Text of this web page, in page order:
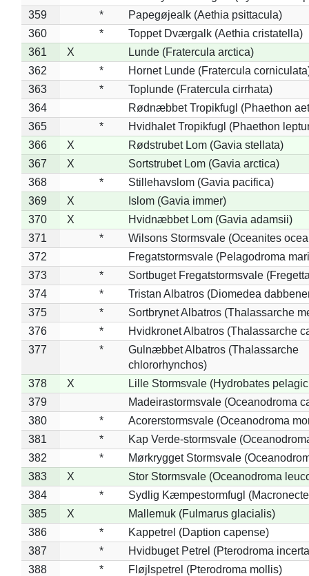
359
*
Papegøjealk (Aethia psittacula)
360
*
Toppet Dværgalk (Aethia cristatella)
361
X
Lunde (Fratercula arctica)
362
*
Hornet Lunde (Fratercula
363
*
Toplunde (Fratercula cirrhata)
364
Rødnæbbet Tropikfugl (Phaethon
365
*
Hvidhalet Tropikfugl (Phaethon
366
X
Rødstrubet Lom (Gavia stellata)
367
X
Sortstrubet Lom (Gavia arctica)
368
*
Stillehavslom (Gavia pacifica)
369
X
Islom (Gavia immer)
370
X
Hvidnæbbet Lom (Gavia adamsii)
371
*
Wilsons Stormsvale (Oceanites
372
Fregatstormsvale (Pelagodroma
373
*
Sortbuget Fregatstormsvale
374
*
Tristan Albatros (Diomedea
375
*
Sortbrynet Albatros (Thalassarche
376
*
Hvidkronet Albatros (Thalassarche
377
*
Gulnæbbet Albatros (Thalassarche
chlororhynchos)
378
X
Lille Stormsvale (Hydrobates
379
Madeirastormsvale (Oceanodroma
380
*
Acorerstormsvale (Oceanodroma
381
*
Kap Verde-stormsvale
382
*
Mørkrygget Stormsvale
383
X
Stor Stormsvale (Oceanodroma
384
*
Sydlig Kæmpestormfugl
385
X
Mallemuk (Fulmarus glacialis)
386
*
Kappetrel (Daption capense)
387
*
Hvidbuget Petrel (Pterodroma
388
*
Fløjlspetrel (Pterodroma mollis)